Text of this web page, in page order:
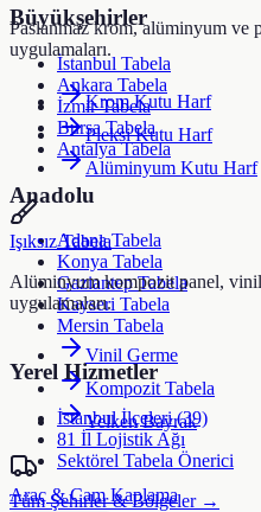
Büyükşehirler
İstanbul Tabela
Ankara Tabela
İzmir Tabela
Bursa Tabela
Antalya Tabela
Anadolu
Adana Tabela
Konya Tabela
Gaziantep Tabela
Kayseri Tabela
Mersin Tabela
Yerel Hizmetler
İstanbul İlçeleri (39)
81 İl Lojistik Ağı
Sektörel Tabela Önerici
Tüm Şehirler & Bölgeler →
Paslanmaz krom, alüminyum ve
uygulamaları.
Krom Kutu Harf
Pleksi Kutu Harf
Alüminyum Kutu Harf
Işıksız Tabela
Alüminyum kompozit panel,
uygulamaları.
Vinil Germe
Kompozit Tabela
Yelken Bayrak
Araç & Cam Kaplama